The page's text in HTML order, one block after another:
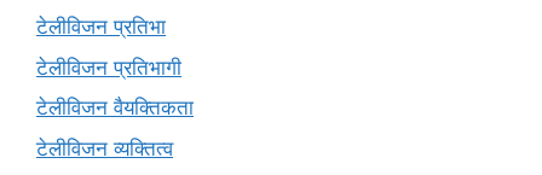
टेलीविजन प्रतिभा
टेलीविजन प्रतिभागी
टेलीविजन वैयक्तिकता
टेलीविजन व्यक्तित्व